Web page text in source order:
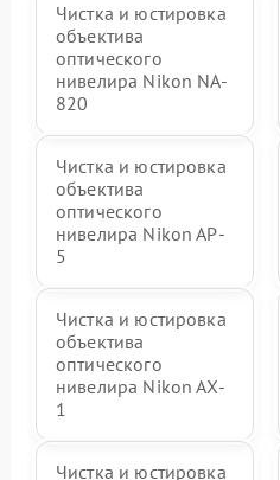
Чистка и юстировка
объектива
оптического
нивелира Nikon NA-
820
Чистка и юстировка
объектива
оптического
нивелира Nikon AP-
5
Чистка и юстировка
объектива
оптического
нивелира Nikon AX-
1
Чистка и юстировка